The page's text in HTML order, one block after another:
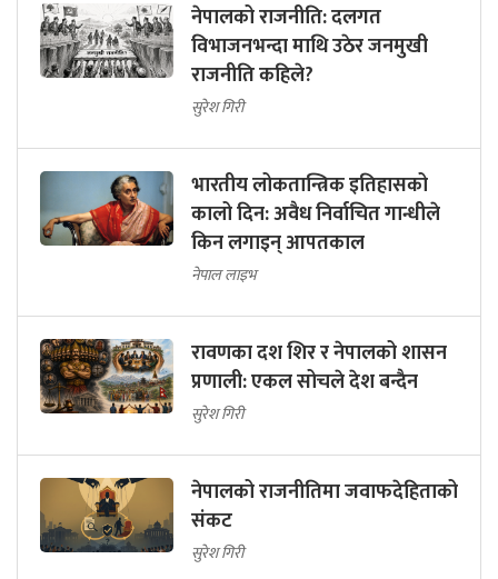
नेपालको राजनीति: दलगत
विभाजनभन्दा माथि उठेर जनमुखी
राजनीति कहिले?
सुरेश गिरी
भारतीय लोकतान्त्रिक इतिहासको
कालो दिन: अवैध निर्वाचित गान्धीले
किन लगाइन् आपतकाल
नेपाल लाइभ
रावणका दश शिर र नेपालको शासन
प्रणाली: एकल सोचले देश बन्दैन
सुरेश गिरी
नेपालको राजनीतिमा जवाफदेहिताको
संकट
सुरेश गिरी